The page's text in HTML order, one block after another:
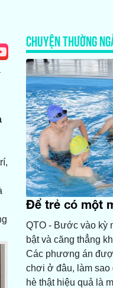
CHUYỆN THƯỜNG
Để trẻ có một
QTO - Bước vào kỳ
bật và căng thẳng
Các phương án
chơi ở đâu, làm sao
hè thật hiệu quả là